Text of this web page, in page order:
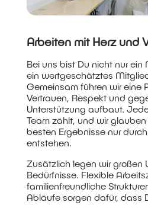
Arbeiten mit Herz und
Bei uns bist Du nicht nur ein
ein wertgeschätztes
Gemeinsam führen wir eine
Vertrauen, Respekt und
Unterstützung aufbaut.
Team zählt, und wir
besten Ergebnisse nur
entstehen.
Zusätzlich legen wir großen
Bedürfnisse. Flexible
familienfreundliche
Abläufe sorgen dafür, dass